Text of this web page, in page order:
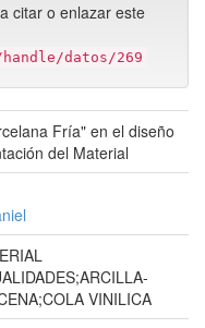
citar o enlazar este
datos/269
Fría" en el diseño
del Material
VINILICA